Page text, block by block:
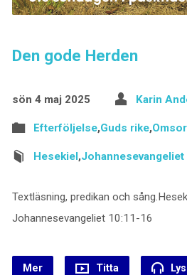
Den gode Herden
sön 4 maj 2025 Karin
Efterföljelse,Guds rike,
Hesekiel,Johannesevangeliet
Textläsning, predikan och
Johannesevangeliet 10:11-16
Mer Titta